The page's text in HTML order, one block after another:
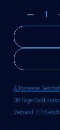
Allgemeine
30-Tage-Geld-
Versand: 2-3